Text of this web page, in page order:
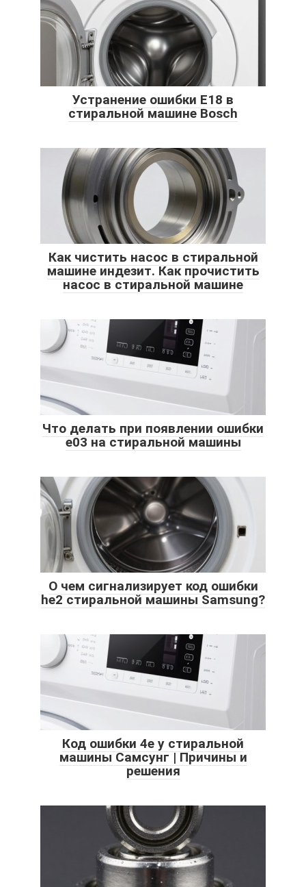
Устранение ошибки E18 в
стиральной машине Bosch
Как чистить насос в стиральной
машине индезит. Как прочистить
насос в стиральной машине
Что делать при появлении ошибки
е03 на стиральной машины
О чем сигнализирует код ошибки
he2 стиральной машины Samsung?
Код ошибки 4e у стиральной
машины Самсунг | Причины и
решения